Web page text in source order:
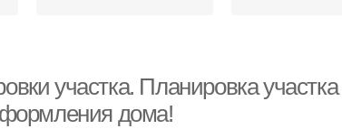
участка. Планировка
дома!